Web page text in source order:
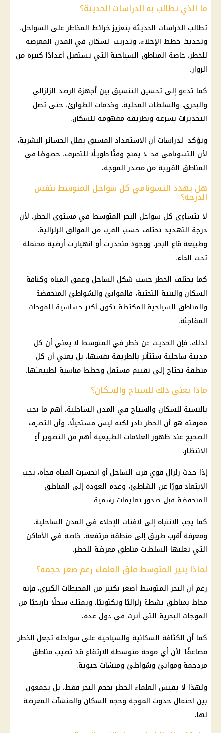
ما الذي تطالب به الدراسات الحديثة؟
تطالب الدراسات الحديثة بتعزيز خرائط المخاطر على السواحل،
وتحديث خطط الإخلاء، وتدريب السكان في المدن المعرضة
للخطر، خاصة المناطق السياحية التي تستقبل أعدادًا كبيرة من
الزوار.
كما تدعو إلى تحسين التنسيق بين أجهزة الرصد الزلزالي
والبحري، والسلطات المحلية، وخدمات الطوارئ، حتى تصل
التحذيرات بسرعة وبطريقة مفهومة للسكان.
وتؤكد الدراسات أن الاستعداد المسبق يقلل الخسائر البشرية،
لأن التسونامي قد لا يمنح وقتًا طويلًا للتصرف، خصوصًا في
المناطق القريبة من مصدر الموجة.
هل يهدد التسونامي كل سواحل المتوسط بنفس
الدرجة؟
لا تتساوى كل سواحل البحر المتوسط في مستوى الخطر، لأن
درجة التهديد تختلف حسب القرب من الفوالق الزلزالية،
وطبيعة قاع البحر، ووجود منحدرات أو انهيارات أرضية محتملة
تحت الماء.
كما يختلف الخطر حسب شكل الساحل وعمق المياه وكثافة
السكان والبنية التحتية، فالموانئ والشواطئ المنخفضة
والمناطق السياحية المكتظة تكون أكثر حساسية للموجات
المفاجئة.
لذلك، فإن الحديث عن خطر في المتوسط لا يعني أن كل
مدينة ساحلية ستتأثر بالطريقة نفسها، بل يعني أن كل
منطقة تحتاج إلى تقييم مستقل وخطط مناسبة لطبيعتها.
ماذا يعني ذلك للسياح والسكان؟
بالنسبة للسكان والسياح في المدن الساحلية، أهم ما يجب
معرفته هو أن الخطر نادر لكنه ليس مستحيلًا، وأن التصرف
الصحيح عند ظهور العلامات الطبيعية أهم من التصوير أو
الانتظار.
إذا حدث زلزال قوي قرب الساحل أو انحسرت المياه فجأة، يجب
الابتعاد فورًا عن الشاطئ، وعدم العودة إلى المناطق
المنخفضة قبل صدور تعليمات رسمية.
كما يجب الانتباه إلى لافتات الإخلاء في المدن الساحلية،
ومعرفة أقرب طريق إلى منطقة مرتفعة، خاصة في الأماكن
التي تعلنها السلطات مناطق معرضة للخطر.
لماذا يثير المتوسط قلق العلماء رغم صغر حجمه؟
رغم أن البحر المتوسط أصغر بكثير من المحيطات الكبرى، فإنه
محاط بمناطق نشطة زلزاليًا وتكتونيًا، ويمتلك سجلًا تاريخيًا من
الموجات البحرية التي أثرت في دول عدة.
كما أن الكثافة السكانية والسياحية على سواحله تجعل الخطر
مضاعفًا، لأن أي موجة متوسطة الارتفاع قد تصيب مناطق
مزدحمة وموانئ وشواطئ ومنشآت حيوية.
ولهذا لا يقيس العلماء الخطر بحجم البحر فقط، بل يجمعون
بين احتمال حدوث الموجة وحجم السكان والمنشآت المعرضة
لها.